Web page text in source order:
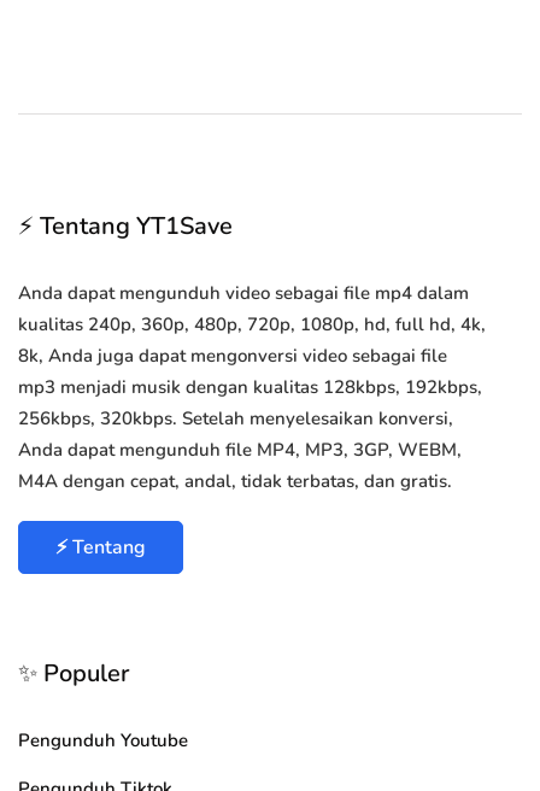
⚡ Tentang YT1Save
Anda dapat mengunduh video sebagai file mp4 dalam
kualitas 240p, 360p, 480p, 720p, 1080p, hd, full hd, 4k,
8k, Anda juga dapat mengonversi video sebagai file
mp3 menjadi musik dengan kualitas 128kbps, 192kbps,
256kbps, 320kbps. Setelah menyelesaikan konversi,
Anda dapat mengunduh file MP4, MP3, 3GP, WEBM,
M4A dengan cepat, andal, tidak terbatas, dan gratis.
⚡ Tentang
✨ Populer
Pengunduh Youtube